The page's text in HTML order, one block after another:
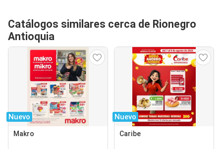
Catálogos similares cerca de Rionegro
Antioquia
Nuevo
Makro
Nuevo
Caribe